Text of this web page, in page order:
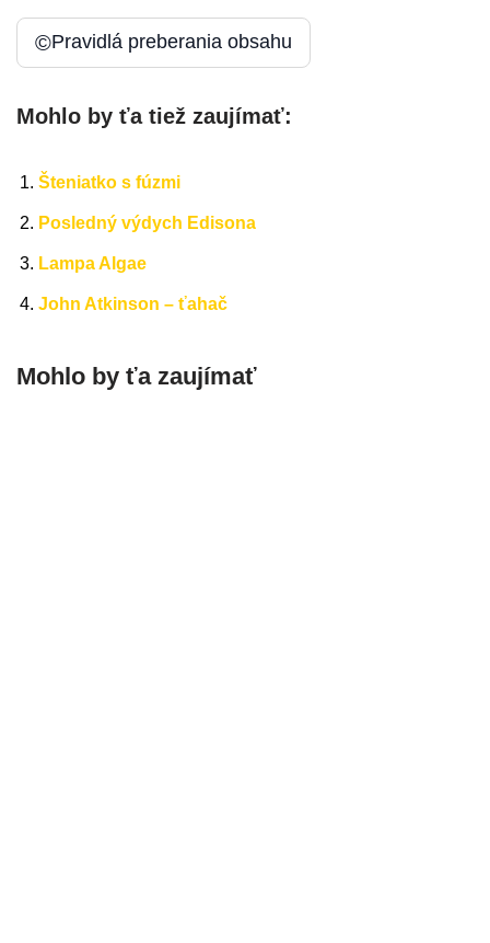
©Pravidlá preberania obsahu
Mohlo by ťa tiež zaujímať:
Šteniatko s fúzmi
Posledný výdych Edisona
Lampa Algae
John Atkinson – ťahač
Mohlo by ťa zaujímať